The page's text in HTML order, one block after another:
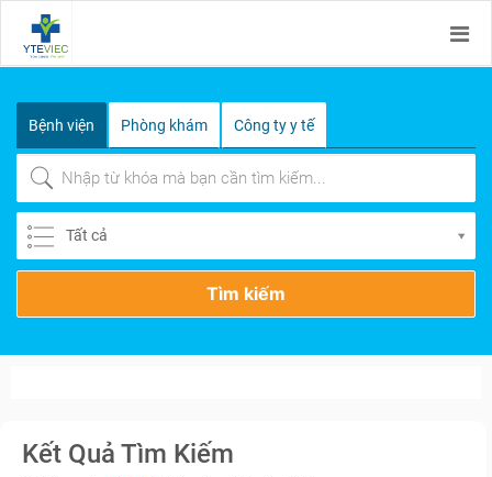
Bệnh viện Phòng khám Công ty y tế
Tất cả
Tìm kiếm
Kết Quả Tìm Kiếm